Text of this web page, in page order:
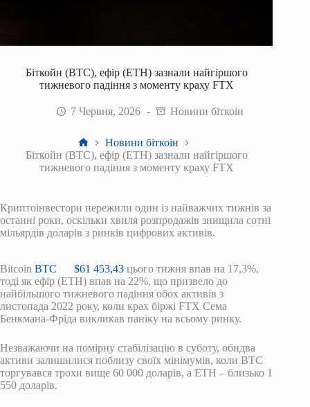
Біткойн (BTC), ефір (ETH) зазнали найгіршого
тижневого падіння з моменту краху FTX
7 Червня, 2026 Новини біткоін
Головна
Новини біткоін
Біткойн (BTC), ефір (ETH) зазнали найгіршого
тижневого падіння з моменту краху FTX
Криптоінвестори пережили один із найважчих тижнів за
останні роки, оскільки хвиля розпродажів знищила сотні
мільярдів доларів з ринків цифрових активів.
Bitcoin BTC $61 453,43 цього тижня впав на 17,3%,
тоді як ефір (ETH) впав на 22%, що призвело до
найбільшого тижневого падіння обох активів з
листопада 2022 року, коли крах біржі FTX Сема
Бенкмана-Фріда викликав паніку на всьому ринку.
Незважаючи на помірну стабілізацію в суботу, обидва
активи залишилися поблизу своїх мінімумів, коли BTC
торгувався трохи вище 60 000 доларів, а ETH – близько 1
550 доларів.